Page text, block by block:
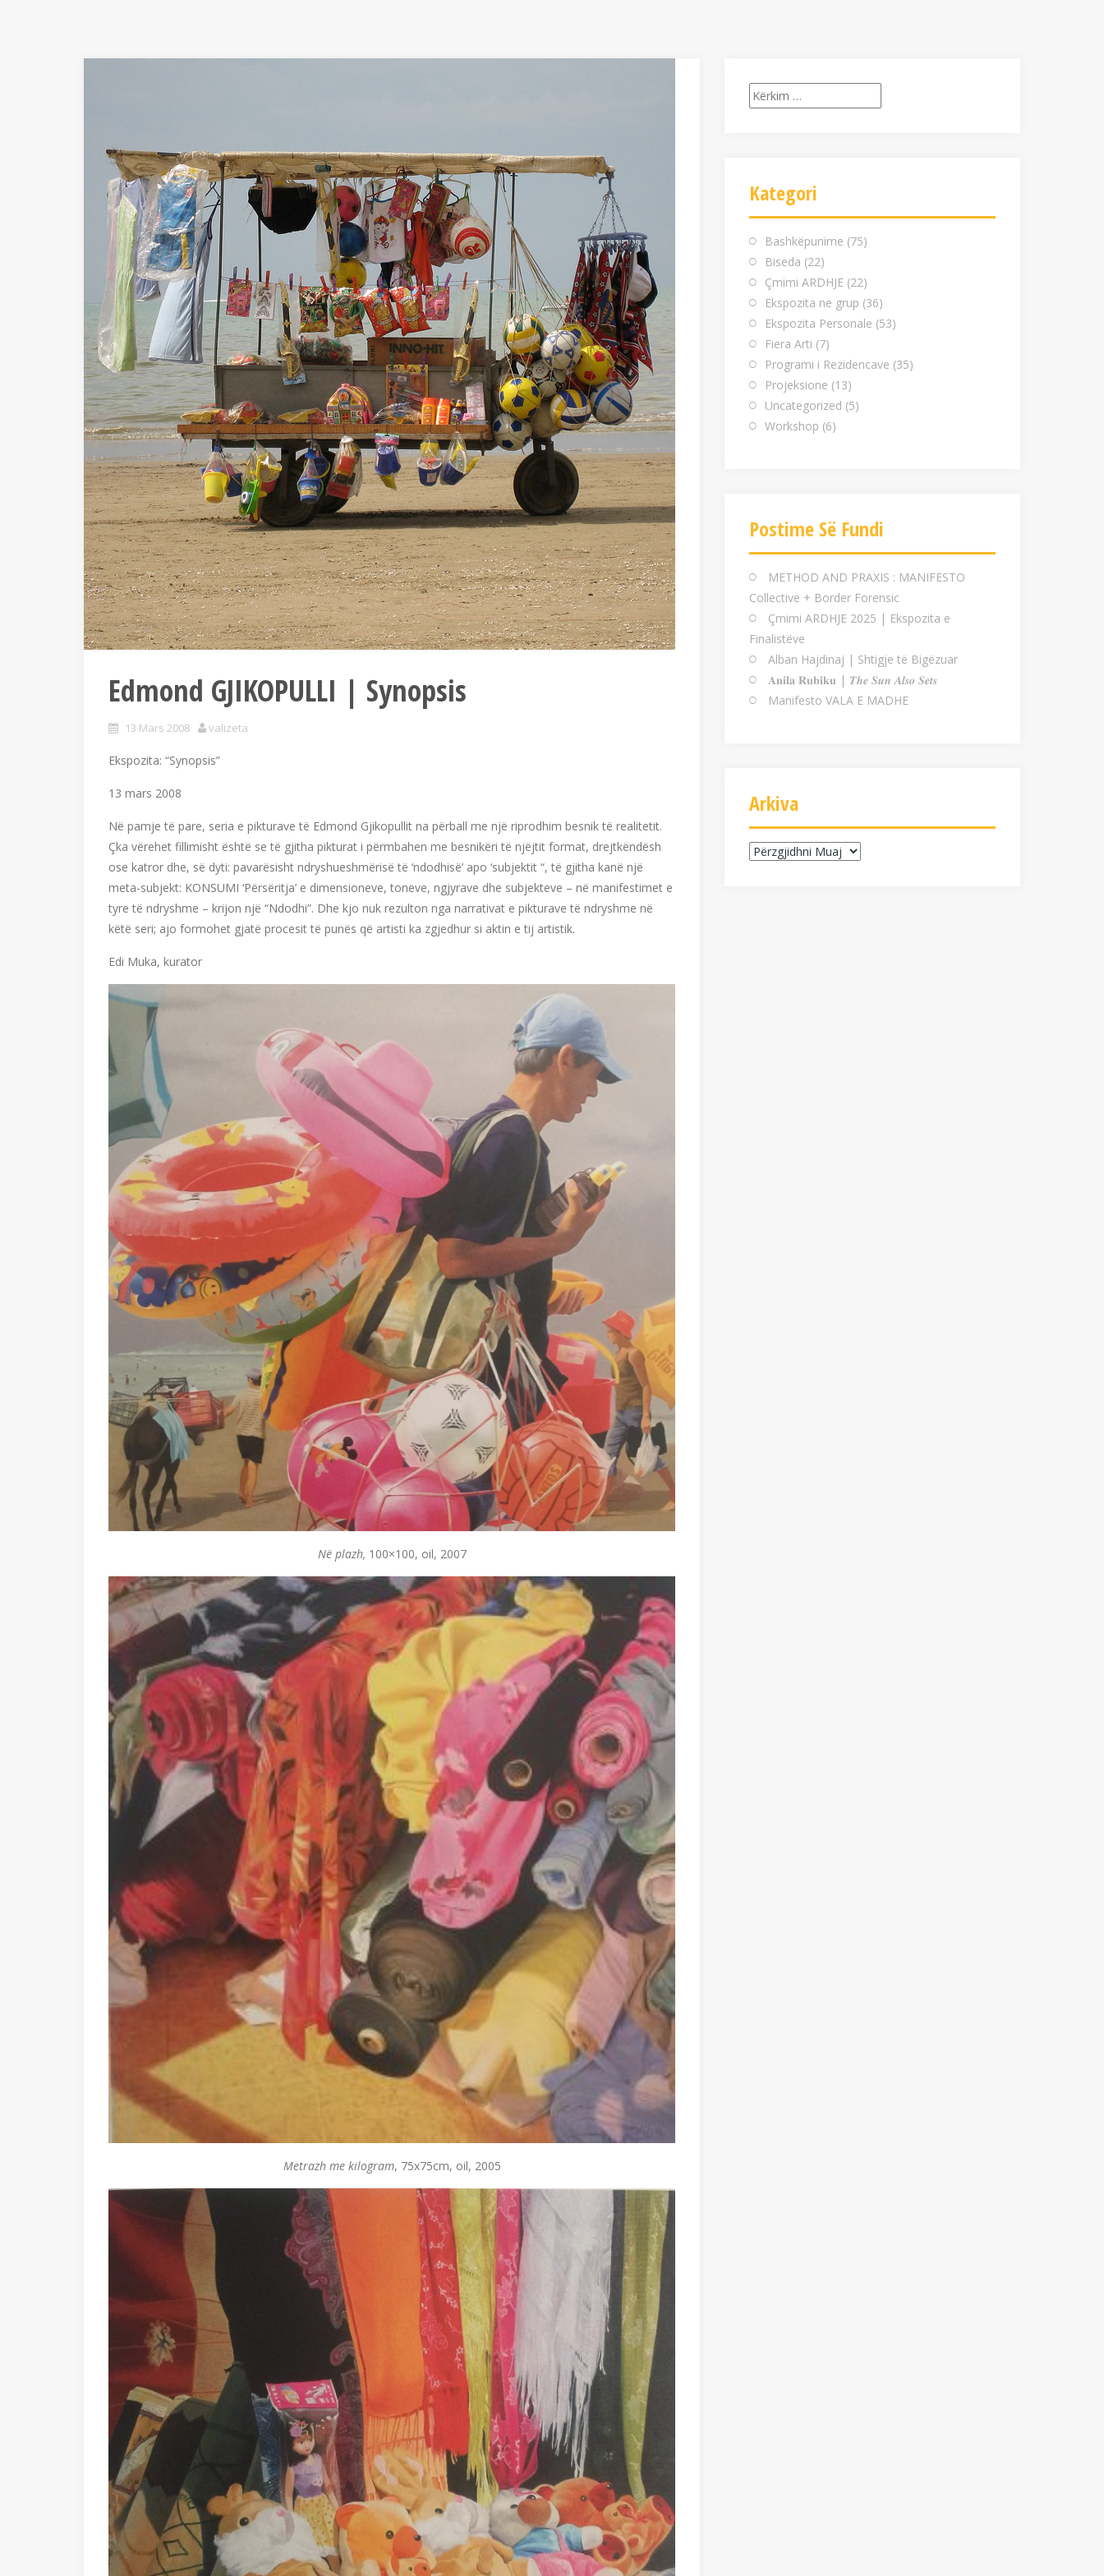
Edmond GJIKOPULLI | Synopsis
13 Mars 2008 valizeta
Ekspozita: “Synopsis”
13 mars 2008
Në pamje të pare, seria e pikturave të Edmond Gjikopullit na përball me një riprodhim besnik të realitetit.
Çka vërehet fillimisht është se të gjitha pikturat i përmbahen me besnikëri të njëjtit format, drejtkëndësh
ose katror dhe, së dyti: pavarësisht ndryshueshmërisë të ‘ndodhisë’ apo ‘subjektit “, të gjitha kanë një
meta-subjekt: KONSUMI ‘Përsëritja’ e dimensioneve, toneve, ngjyrave dhe subjekteve – në manifestimet e
tyre të ndryshme – krijon një “Ndodhi”. Dhe kjo nuk rezulton nga narrativat e pikturave të ndryshme në
këtë seri; ajo formohet gjatë procesit të punës që artisti ka zgjedhur si aktin e tij artistik.
Edi Muka, kurator
Në plazh, 100×100, oil, 2007
Metrazh me kilogram, 75x75cm, oil, 2005
Kërko
për:
Kategori
Bashkëpunime (75)
Biseda (22)
Çmimi ARDHJE (22)
Ekspozita ne grup (36)
Ekspozita Personale (53)
Fiera Arti (7)
Programi i Rezidencave (35)
Projeksione (13)
Uncategorized (5)
Workshop (6)
Postime Së Fundi
METHOD AND PRAXIS : MANIFESTO
Collective + Border Forensic
Çmimi ARDHJE 2025 | Ekspozita e
Finalistëve
Alban Hajdinaj | Shtigje të Bigëzuar
𝐀𝐧𝐢𝐥𝐚 𝐑𝐮𝐛𝐢𝐤𝐮 | 𝑻𝒉𝒆 𝑺𝒖𝒏 𝑨𝒍𝒔𝒐 𝑺𝒆𝒕𝒔
Manifesto VALA E MADHE
Arkiva
Arkiva